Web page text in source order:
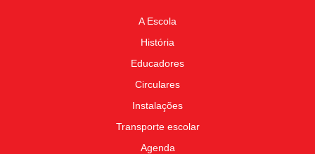
A Escola
História
Educadores
Circulares
Instalações
Transporte escolar
Agenda